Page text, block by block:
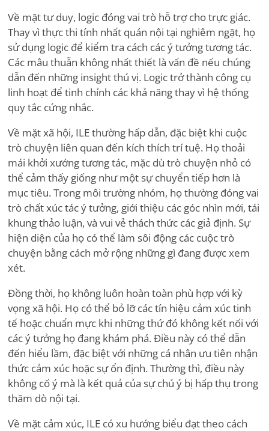
Về mặt tư duy, logic đóng vai trò hỗ trợ cho trực giác.
Thay vì thực thi tính nhất quán nội tại nghiêm ngặt, họ
sử dụng logic để kiểm tra cách các ý tưởng tương tác.
Các mâu thuẫn không nhất thiết là vấn đề nếu chúng
dẫn đến những insight thú vị. Logic trở thành công cụ
linh hoạt để tinh chỉnh các khả năng thay vì hệ thống
quy tắc cứng nhắc.
Về mặt xã hội, ILE thường hấp dẫn, đặc biệt khi cuộc
trò chuyện liên quan đến kích thích trí tuệ. Họ thoải
mái khởi xướng tương tác, mặc dù trò chuyện nhỏ có
thể cảm thấy giống như một sự chuyển tiếp hơn là
mục tiêu. Trong môi trường nhóm, họ thường đóng vai
trò chất xúc tác ý tưởng, giới thiệu các góc nhìn mới, tái
khung thảo luận, và vui vẻ thách thức các giả định. Sự
hiện diện của họ có thể làm sôi động các cuộc trò
chuyện bằng cách mở rộng những gì đang được xem
xét.
Đồng thời, họ không luôn hoàn toàn phù hợp với kỳ
vọng xã hội. Họ có thể bỏ lỡ các tín hiệu cảm xúc tinh
tế hoặc chuẩn mực khi những thứ đó không kết nối với
các ý tưởng họ đang khám phá. Điều này có thể dẫn
đến hiểu lầm, đặc biệt với những cá nhân ưu tiên nhận
thức cảm xúc hoặc sự ổn định. Thường thì, điều này
không cố ý mà là kết quả của sự chú ý bị hấp thụ trong
thăm dò nội tại.
Về mặt cảm xúc, ILE có xu hướng biểu đạt theo cách